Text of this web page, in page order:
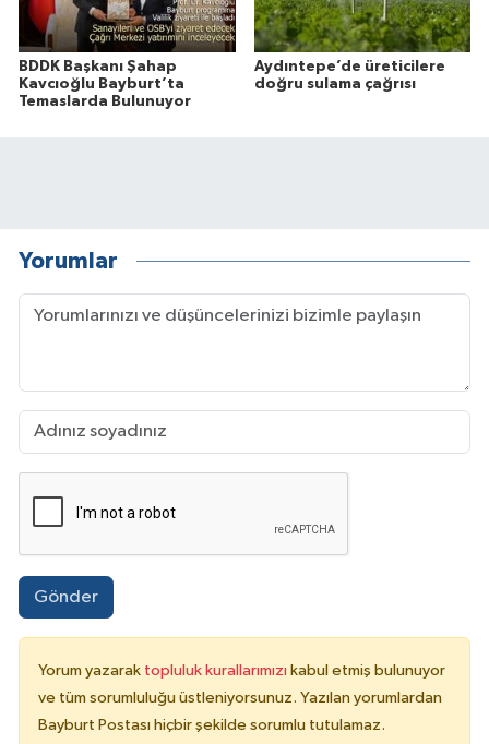
BDDK Başkanı Şahap
Kavcıoğlu Bayburt’ta
Temaslarda Bulunuyor
Aydıntepe’de üreticilere
doğru sulama çağrısı
Yorumlar
Gönder
Yorum yazarak topluluk kurallarımızı kabul etmiş bulunuyor
ve tüm sorumluluğu üstleniyorsunuz. Yazılan yorumlardan
Bayburt Postası hiçbir şekilde sorumlu tutulamaz.